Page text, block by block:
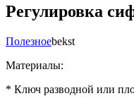
Регулировка
Полезноеbekst
Материалы:
* Ключ разводной или